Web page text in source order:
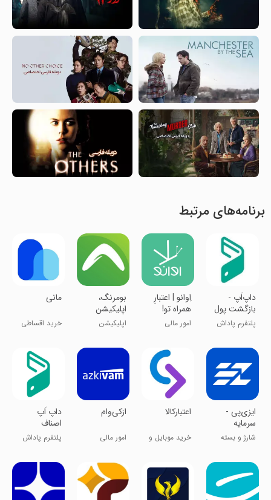
برنامه‌های مرتبط
داپ‌اَپ -
بازگشت پول
از هر خرید
پلتفرم پاداش
‏‏‏‏‏‏اِوانو | اعتبارِ
همراه تو!
امور مالی
‏‏‏بومرنگ،
اپلیکیشن
پاداش نقدی
از خرید
اپلیکیشن
مانی
خرید اقساطی
‏‏ایزی‌پی -
سرمایه
گذاری، وام و
اعتبار
شارژ و بسته
اعتبارکالا
خرید موبایل و
‏‏ازکی‌وام
امور مالی
داپ اَپ
اصناف
پلتفرم پاداش